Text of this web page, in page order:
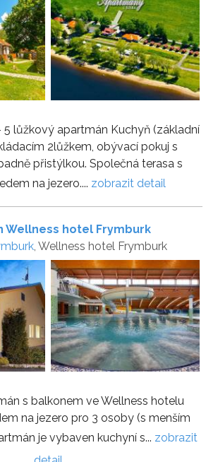
5 lůžkový apartmán Kuchyň (základní
2lůžkem, obývací pokuj s
přistýlkou. Společná terasa s
na jezero.... zobrazit detail
Wellness hotel Frymburk
, Wellness hotel Frymburk
s balkonem ve Wellness hotelu
na jezero pro 3 osoby (s menším
je vybaven kuchyní s... zobrazit